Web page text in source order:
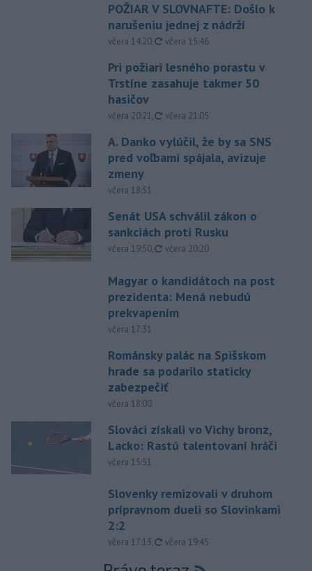
POŽIAR V SLOVNAFTE: Došlo k
narušeniu jednej z nádrží
včera 14:20, aktualizované
včera 15:46
Pri požiari lesného porastu v
Trstíne zasahuje takmer 50
hasičov
včera 20:21, aktualizované
včera 21:05
A. Danko vylúčil, že by sa SNS
pred voľbami spájala, avizuje
zmeny
včera 18:51
Senát USA schválil zákon o
sankciách proti Rusku
včera 19:50, aktualizované
včera 20:20
Magyar o kandidátoch na post
prezidenta: Mená nebudú
prekvapením
včera 17:31
Románsky palác na Spišskom
hrade sa podarilo staticky
zabezpečiť
včera 18:00
Slováci získali vo Vichy bronz,
Lacko: Rastú talentovaní hráči
včera 15:51
Slovenky remizovali v druhom
prípravnom dueli so Slovinkami
2:2
včera 17:13, aktualizované
včera 19:45